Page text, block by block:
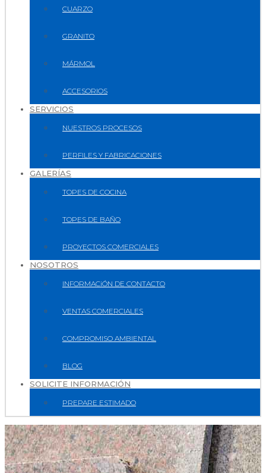
CUARZO
GRANITO
MÁRMOL
ACCESORIOS
SERVICIOS
NUESTROS PROCESOS
PERFILES Y FABRICACIONES
GALERÍAS
TOPES DE COCINA
TOPES DE BAÑO
PROYECTOS COMERCIALES
NOSOTROS
INFORMACiÓN DE CONTACTO
VENTAS COMERCIALES
COMPROMISO AMBIENTAL
BLOG
SOLICITE INFORMACIÓN
PREPARE ESTIMADO